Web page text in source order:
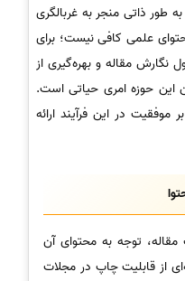
ذاتی منجر به غربالگری
علمی کافی نیست؛ برای
نگارش مقاله و بهره‌گیری از
حوزه امری حیاتی است.
موفقیت در این فرآیند ارائه
توجه به محتوای آن
از قابلیت چاپ در مجلات